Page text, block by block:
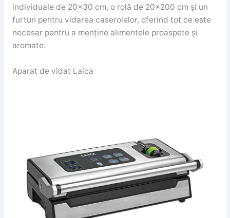
individuale de 20×30 cm, o rolă de 20×200 cm și un
furtun pentru vidarea caserolelor, oferind tot ce este
necesar pentru a menține alimentele proaspete și
aromate.
Aparat de vidat Laica